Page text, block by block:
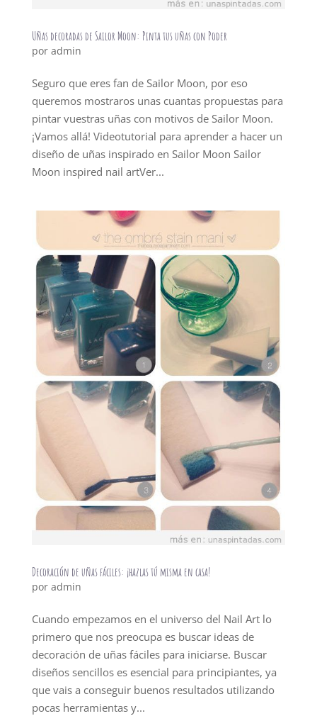
Uñas decoradas de Sailor Moon: Pinta tus uñas con Poder
por admin
Seguro que eres fan de Sailor Moon, por eso
queremos mostraros unas cuantas propuestas para
pintar vuestras uñas con motivos de Sailor Moon.
¡Vamos allá! Videotutorial para aprender a hacer un
diseño de uñas inspirado en Sailor Moon Sailor
Moon inspired nail artVer...
Decoración de uñas fáciles: ¡hazlas tú misma en casa!
por admin
Cuando empezamos en el universo del Nail Art lo
primero que nos preocupa es buscar ideas de
decoración de uñas fáciles para iniciarse. Buscar
diseños sencillos es esencial para principiantes, ya
que vais a conseguir buenos resultados utilizando
pocas herramientas y...